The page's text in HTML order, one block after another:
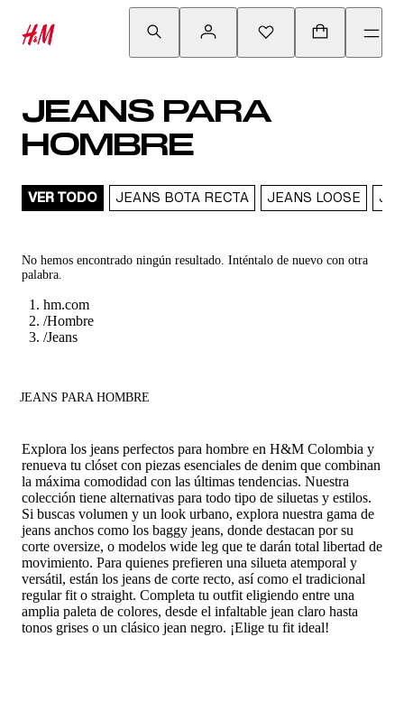
JEANS PARA
HOMBRE
VER TODO JEANS BOTA RECTA JEANS LOOSE
No hemos encontrado ningún resultado. Inténtalo de nuevo con otra
palabra.
hm.com
/Hombre
/Jeans
JEANS PARA HOMBRE
Explora los jeans perfectos para hombre en H&M Colombia y
renueva tu clóset con piezas esenciales de denim que combinan
la máxima comodidad con las últimas tendencias. Nuestra
colección tiene alternativas para todo tipo de siluetas y estilos.
Si buscas volumen y un look urbano, explora nuestra gama de
jeans anchos como los baggy jeans, donde destacan por su
corte oversize, o modelos wide leg que te darán total libertad de
movimiento. Para quienes prefieren una silueta atemporal y
versátil, están los jeans de corte recto, así como el tradicional
regular fit o straight. Completa tu outfit eligiendo entre una
amplia paleta de colores, desde el infaltable jean claro hasta
tonos grises o un clásico jean negro. ¡Elige tu fit ideal!